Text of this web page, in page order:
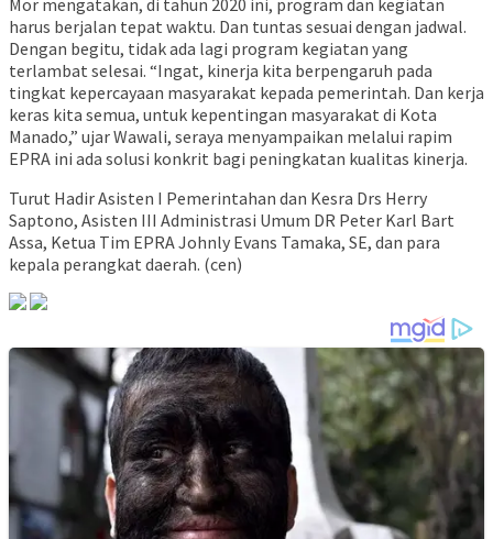
Mor mengatakan, di tahun 2020 ini, program dan kegiatan
harus berjalan tepat waktu. Dan tuntas sesuai dengan jadwal.
Dengan begitu, tidak ada lagi program kegiatan yang
terlambat selesai. “Ingat, kinerja kita berpengaruh pada
tingkat kepercayaan masyarakat kepada pemerintah. Dan kerja
keras kita semua, untuk kepentingan masyarakat di Kota
Manado,” ujar Wawali, seraya menyampaikan melalui rapim
EPRA ini ada solusi konkrit bagi peningkatan kualitas kinerja.
Turut Hadir Asisten I Pemerintahan dan Kesra Drs Herry
Saptono, Asisten III Administrasi Umum DR Peter Karl Bart
Assa, Ketua Tim EPRA Johnly Evans Tamaka, SE, dan para
kepala perangkat daerah. (cen)